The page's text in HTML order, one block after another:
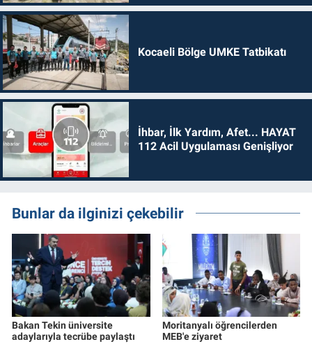
Kocaeli Bölge UMKE Tatbikatı
İhbar, İlk Yardım, Afet... HAYAT
112 Acil Uygulaması Genişliyor
Bunlar da ilginizi çekebilir
Bakan Tekin üniversite
adaylarıyla tecrübe paylaştı
Moritanyalı öğrencilerden
MEB'e ziyaret